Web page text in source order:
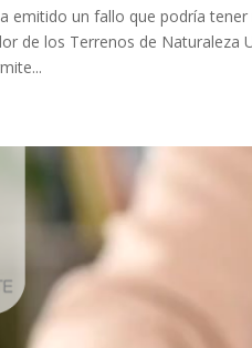
emitido un fallo que podría
de los Terrenos de